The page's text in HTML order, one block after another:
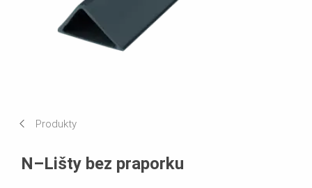
Produkty
N–Lišty bez praporku